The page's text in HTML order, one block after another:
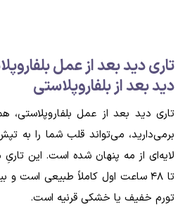
تاری دید بعد از عمل
دید بعد از بلفاروپلاستی
تاری دید بعد از عمل بلفاروپلاستی،
برمی‌دارید، می‌تواند قلب‌ شما را به
تا ۴۸ ساعت اول کاملاً طبیعی است
تورم خفیف یا خشکی قرنیه است.